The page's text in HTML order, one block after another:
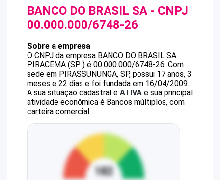
BANCO DO BRASIL SA - CNPJ
00.000.000/6748-26
Sobre a empresa
O CNPJ da empresa BANCO DO BRASIL SA
PIRACEMA (SP ) é 00.000.000/6748-26. Com
sede em PIRASSUNUNGA, SP, possui 17 anos, 3
meses e 22 dias e foi fundada em 16/04/2009.
A sua situação cadastral é ATIVA e sua principal
atividade econômica é Bancos múltiplos, com
carteira comercial.